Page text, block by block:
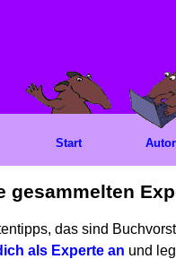
gesammelten
das sind
als Experte an und
Start